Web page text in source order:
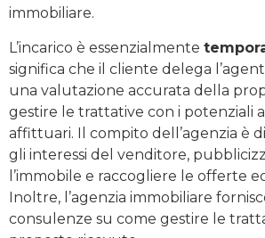
immobiliare.
L’incarico è essenzialmente
significa che il cliente delega
una valutazione accurata della
gestire le trattative con i potenziali
affittuari. Il compito dell’agenzia è
gli interessi del venditore,
l’immobile e raccogliere le offerte
Inoltre, l’agenzia immobiliare
consulenze su come gestire le